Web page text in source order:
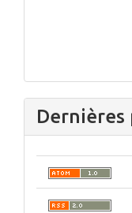
Dernières